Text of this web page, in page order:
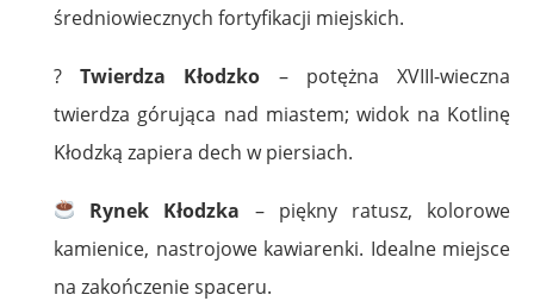
średniowiecznych fortyfikacji miejskich.
?Twierdza Kłodzko – potężna XVIII-wieczna
twierdza górująca nad miastem; widok na Kotlinę
Kłodzką zapiera dech w piersiach.
Rynek Kłodzka – piękny ratusz, kolorowe
kamienice, nastrojowe kawiarenki. Idealne miejsce
na zakończenie spaceru.